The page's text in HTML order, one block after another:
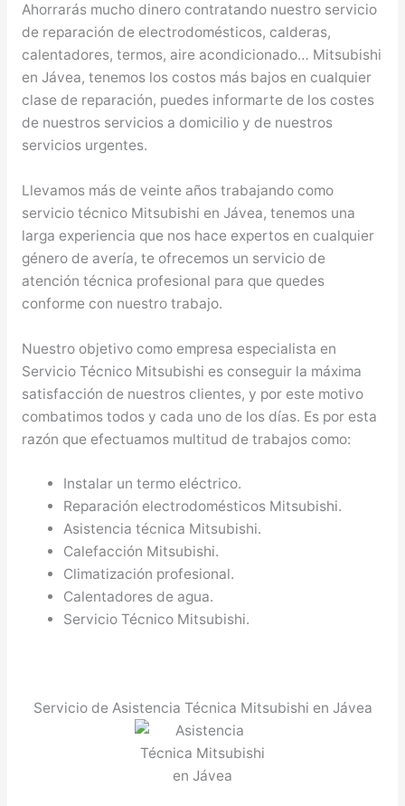
Ahorrarás mucho dinero contratando nuestro servicio
de reparación de electrodomésticos, calderas,
calentadores, termos, aire acondicionado… Mitsubishi
en Jávea, tenemos los costos más bajos en cualquier
clase de reparación, puedes informarte de los costes
de nuestros servicios a domicilio y de nuestros
servicios urgentes.
Llevamos más de veinte años trabajando como
servicio técnico Mitsubishi en Jávea, tenemos una
larga experiencia que nos hace expertos en cualquier
género de avería, te ofrecemos un servicio de
atención técnica profesional para que quedes
conforme con nuestro trabajo.
Nuestro objetivo como empresa especialista en
Servicio Técnico Mitsubishi es conseguir la máxima
satisfacción de nuestros clientes, y por este motivo
combatimos todos y cada uno de los días. Es por esta
razón que efectuamos multitud de trabajos como:
Instalar un termo eléctrico.
Reparación electrodomésticos Mitsubishi.
Asistencia técnica Mitsubishi.
Calefacción Mitsubishi.
Climatización profesional.
Calentadores de agua.
Servicio Técnico Mitsubishi.
Servicio de Asistencia Técnica Mitsubishi en Jávea